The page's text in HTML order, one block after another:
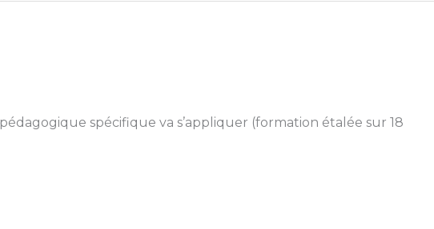
spécifique va s’appliquer (formation étalée sur 18